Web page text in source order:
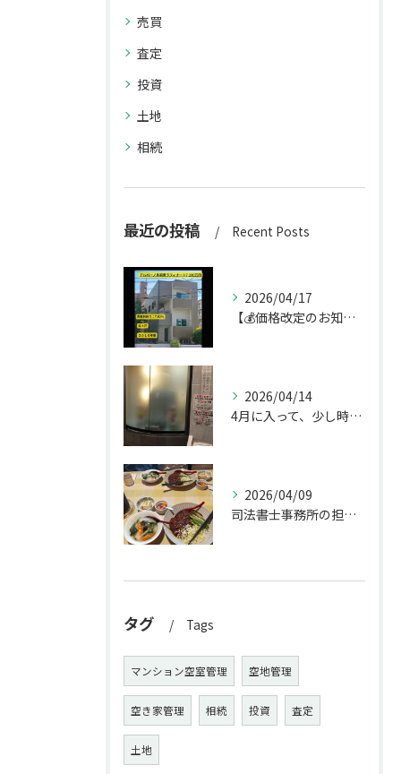
売買
査定
投資
土地
相続
最近の投稿 Recent Posts
2026/04/17
【💰価格改定のお知らせ】
2026/04/14
4月に入って、少し時間ができたのでお墓参りへ。
2026/04/09
司法書士事務所の担当者が来訪されたので、会社から徒歩圏内の「...
タグ Tags
マンション空室管理 空地管理
空き家管理 相続 投資 査定
土地